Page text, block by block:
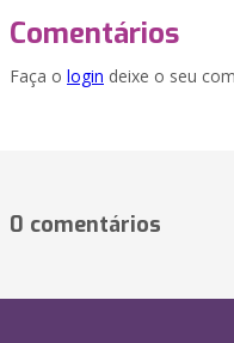
Comentários
Faça o login deixe o seu
0 comentários